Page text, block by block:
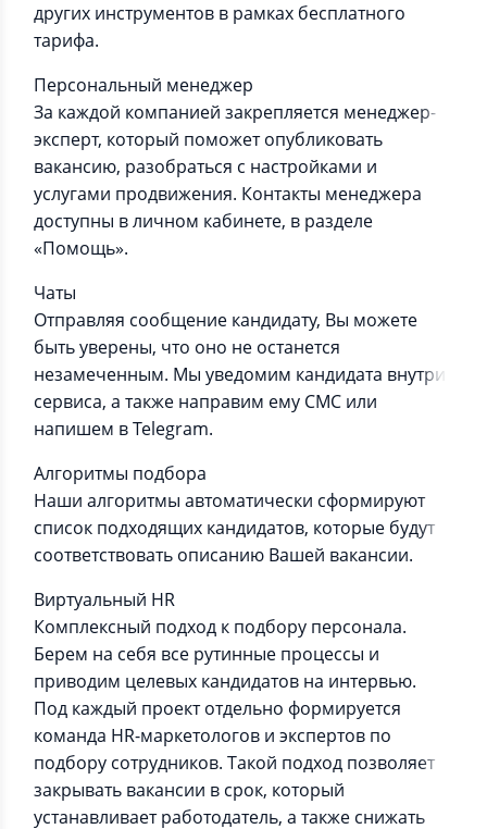
других инструментов в рамках бесплатного
тарифа.
Персональный менеджер
За каждой компанией закрепляется менеджер-
эксперт, который поможет опубликовать
вакансию, разобраться с настройками и
услугами продвижения. Контакты менеджера
доступны в личном кабинете, в разделе
«Помощь».
Чаты
Отправляя сообщение кандидату, Вы можете
быть уверены, что оно не останется
незамеченным. Мы уведомим кандидата внутри
сервиса, а также направим ему СМС или
напишем в Telegram.
Алгоритмы подбора
Наши алгоритмы автоматически сформируют
список подходящих кандидатов, которые будут
соответствовать описанию Вашей вакансии.
Виртуальный HR
Комплексный подход к подбору персонала.
Берем на себя все рутинные процессы и
приводим целевых кандидатов на интервью.
Под каждый проект отдельно формируется
команда HR-маркетологов и экспертов по
подбору сотрудников. Такой подход позволяет
закрывать вакансии в срок, который
устанавливает работодатель, а также снижать